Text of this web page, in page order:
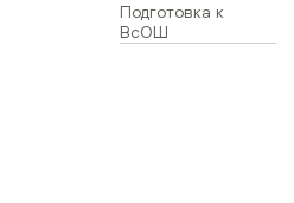
Подготовка к
ВсОШ